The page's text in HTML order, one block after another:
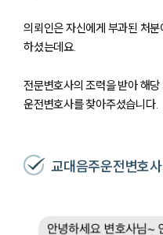
의뢰인은 자신에게 부과된 처
하셨는데요.
전문변호사의 조력을 받아 해
운전변호사를 찾아주셨습니다.
교대음주운전변호